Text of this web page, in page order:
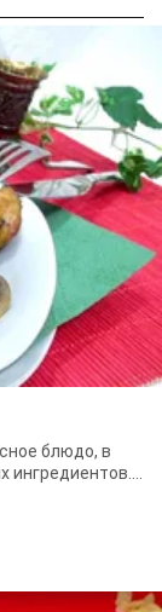
блюдо, в
ингредиентов.